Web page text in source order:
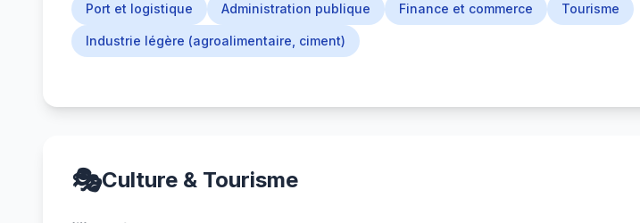
Port et logistique Administration publique Finance et commerce Tourisme
Industrie légère (agroalimentaire, ciment)
🎭Culture & Tourisme